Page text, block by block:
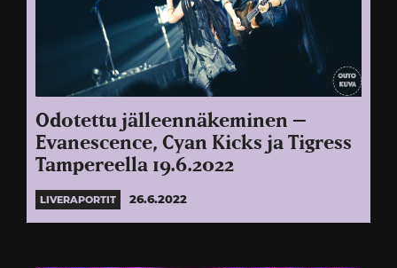
Odotettu jälleennäkeminen –
Evanescence, Cyan Kicks ja Tigress
Tampereella 19.6.2022
LIVERAPORTIT 26.6.2022